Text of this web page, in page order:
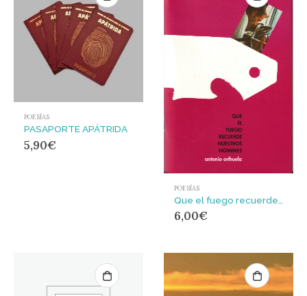
POESÍAS
PASAPORTE APÁTRIDA
5,90€
POESÍAS
6,00€